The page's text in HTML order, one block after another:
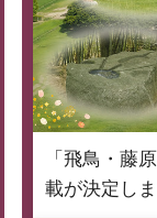
「飛鳥・藤
載が決定しま